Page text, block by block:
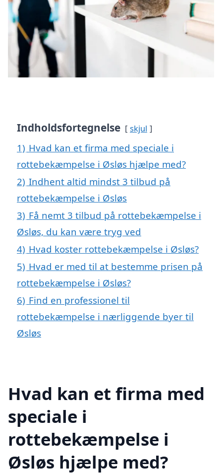
Indholdsfortegnelse skjul
1) Hvad kan et firma med speciale i
rottebekæmpelse i Øsløs hjælpe med?
2) Indhent altid mindst 3 tilbud på
rottebekæmpelse i Øsløs
3) Få nemt 3 tilbud på rottebekæmpelse i
Øsløs, du kan være tryg ved
4) Hvad koster rottebekæmpelse i Øsløs?
5) Hvad er med til at bestemme prisen på
rottebekæmpelse i Øsløs?
6) Find en professionel til
rottebekæmpelse i nærliggende byer til
Øsløs
Hvad kan et firma med
speciale i
rottebekæmpelse i
Øsløs hjælpe med?